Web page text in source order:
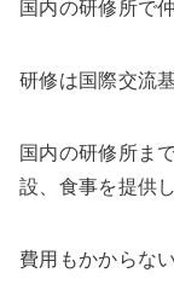
国内の研修所で
研修は国際交流
国内の研修所ま
設、食事を提供
費用もかからな